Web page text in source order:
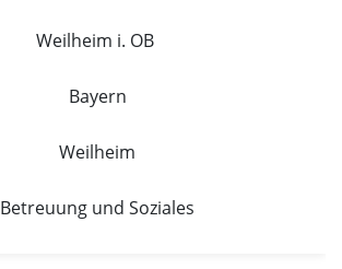
Weilheim i. OB
Bayern
Weilheim
Betreuung und Soziales